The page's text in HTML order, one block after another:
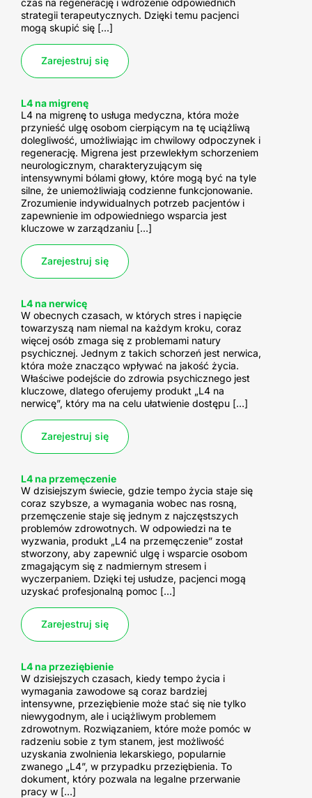
strategii terapeutycznych. Dzięki temu pacjenci
mogą skupić się […]
Zarejestruj się
L4 na migrenę
L4 na migrenę to usługa medyczna, która może
przynieść ulgę osobom cierpiącym na tę uciążliwą
dolegliwość, umożliwiając im chwilowy odpoczynek i
regenerację. Migrena jest przewlekłym schorzeniem
neurologicznym, charakteryzującym się
intensywnymi bólami głowy, które mogą być na tyle
silne, że uniemożliwiają codzienne funkcjonowanie.
Zrozumienie indywidualnych potrzeb pacjentów i
zapewnienie im odpowiedniego wsparcia jest
kluczowe w zarządzaniu […]
Zarejestruj się
L4 na nerwicę
W obecnych czasach, w których stres i napięcie
towarzyszą nam niemal na każdym kroku, coraz
więcej osób zmaga się z problemami natury
psychicznej. Jednym z takich schorzeń jest nerwica,
która może znacząco wpływać na jakość życia.
Właściwe podejście do zdrowia psychicznego jest
kluczowe, dlatego oferujemy produkt „L4 na
nerwicę”, który ma na celu ułatwienie dostępu […]
Zarejestruj się
L4 na przemęczenie
W dzisiejszym świecie, gdzie tempo życia staje się
coraz szybsze, a wymagania wobec nas rosną,
przemęczenie staje się jednym z najczęstszych
problemów zdrowotnych. W odpowiedzi na te
wyzwania, produkt „L4 na przemęczenie” został
stworzony, aby zapewnić ulgę i wsparcie osobom
zmagającym się z nadmiernym stresem i
wyczerpaniem. Dzięki tej usłudze, pacjenci mogą
uzyskać profesjonalną pomoc […]
Zarejestruj się
L4 na przeziębienie
W dzisiejszych czasach, kiedy tempo życia i
wymagania zawodowe są coraz bardziej
intensywne, przeziębienie może stać się nie tylko
niewygodnym, ale i uciążliwym problemem
zdrowotnym. Rozwiązaniem, które może pomóc w
radzeniu sobie z tym stanem, jest możliwość
uzyskania zwolnienia lekarskiego, popularnie
zwanego „L4”, w przypadku przeziębienia. To
dokument, który pozwala na legalne przerwanie
pracy w […]